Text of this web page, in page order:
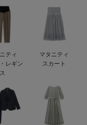
ティ
レギン
ス
マタニティ
スカート